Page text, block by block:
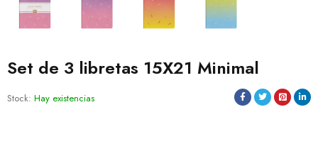
Set de 3 libretas 15X21 Minimal
Stock: Hay existencias